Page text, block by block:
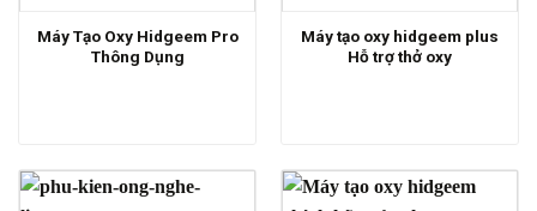
Máy Tạo Oxy Hidgeem Pro
Thông Dụng
Máy tạo oxy hidgeem plus
Hỗ trợ thở oxy